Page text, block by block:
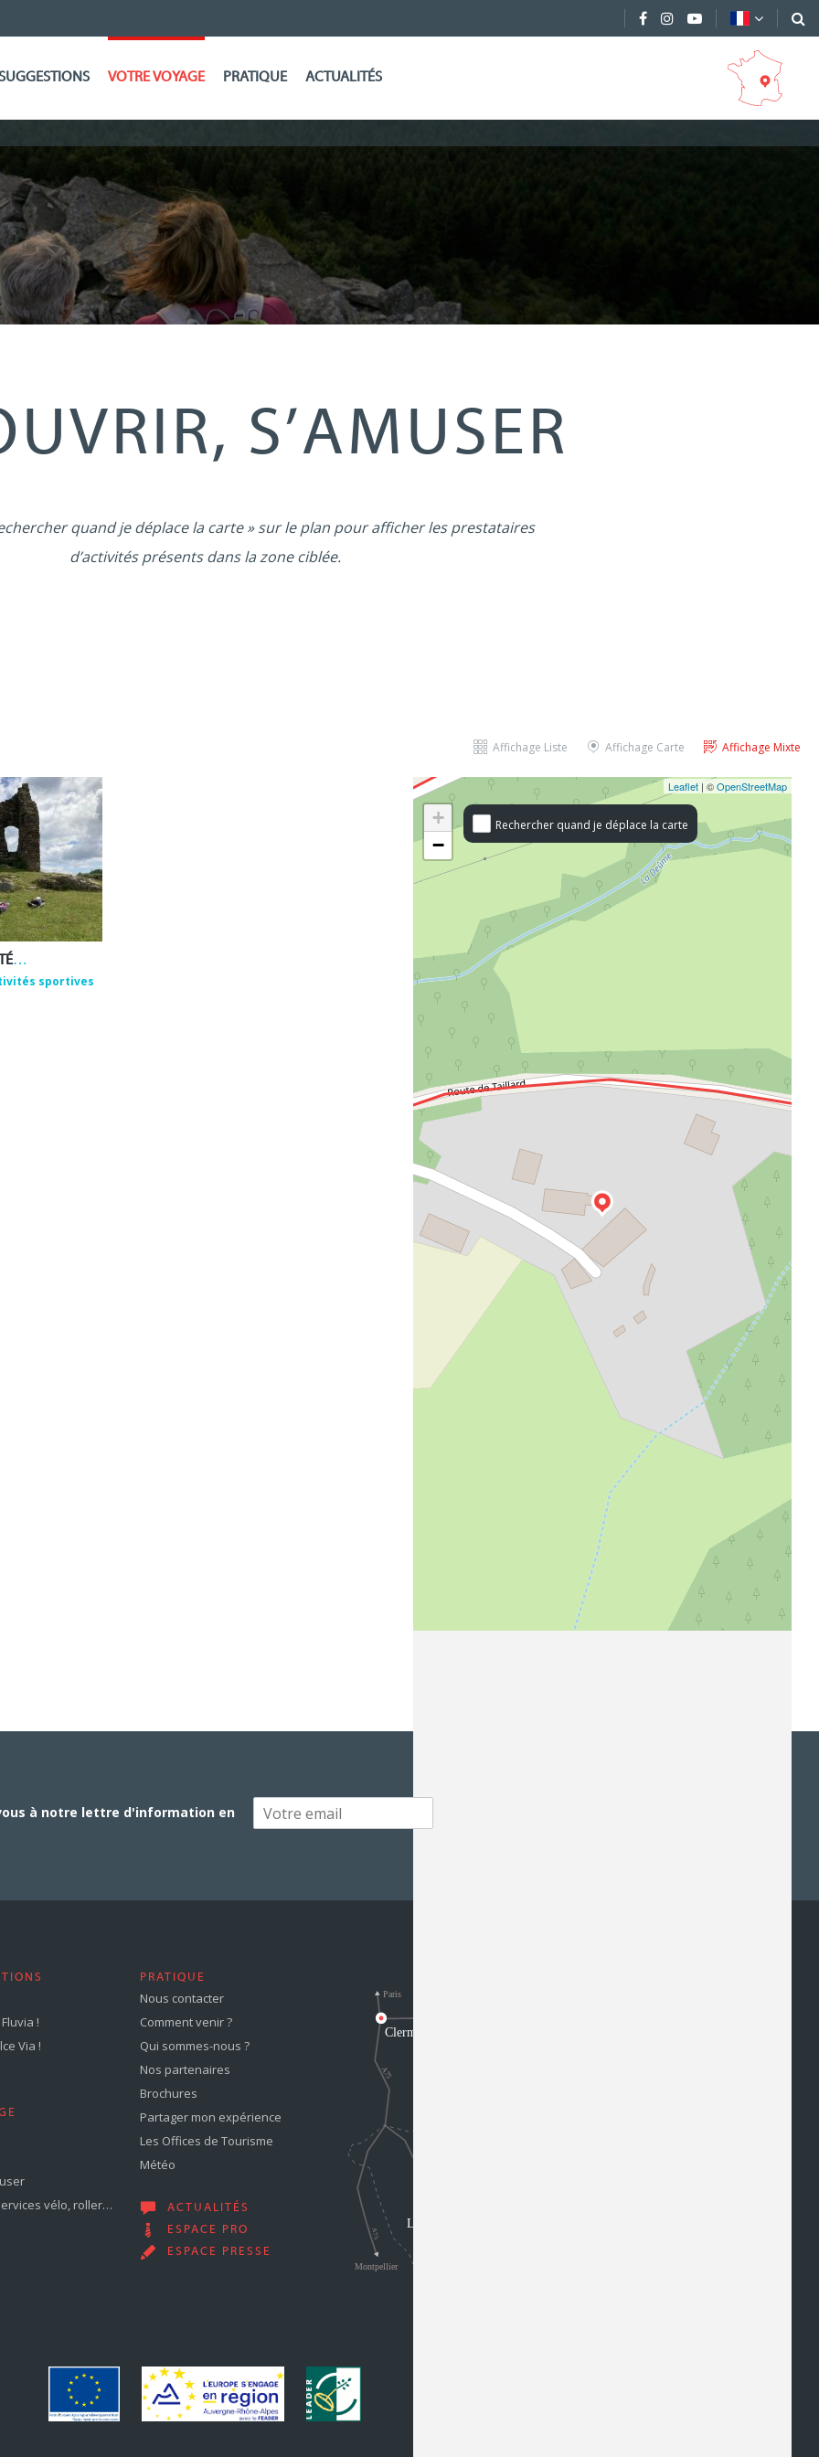
VOTRE VOYAGE PRATIQUE ACTUALITÉS
S’AMUSER
quand je déplace la carte » sur le plan pour afficher les prestataires
d’activités présents dans la zone ciblée.
Affichage Mixte
Affichage Carte
Affichage Liste
EMMANUEL ROUX – ACTIVITÉS DE BIEN-ÊTRE ET DE PLEINE NATURE
sportives
Rechercher quand je déplace la carte
+
−
Leaflet | ©OpenStreetMap
à notre lettre d'information en
!
Via !
vélo, roller…
PRATIQUE
Nous contacter
Comment venir ?
Qui sommes-nous ?
Nos partenaires
Brochures
Partager mon expérience
Les Offices de Tourisme
Météo
ACTUALITÉS
ESPACE PRO
ESPACE PRESSE